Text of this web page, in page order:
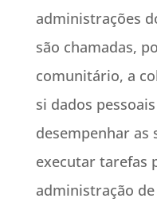
administrações
são chamadas,
comunitário, a
si dados
desempenhar as
executar tarefas
administração